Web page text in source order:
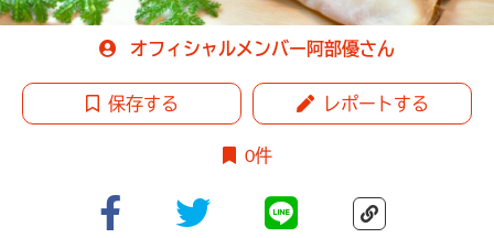
オフィシャルメンバー阿部優さん
保存する レポートする
0件